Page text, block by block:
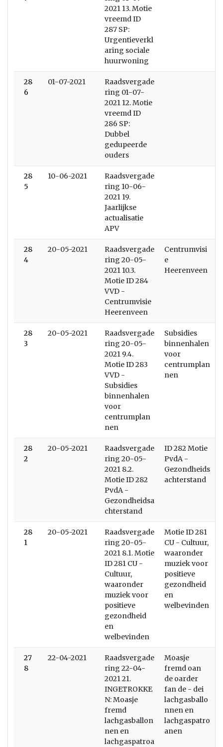
2021 13. Motie
vreemd ID
287 SP:
Urgentieverkl
aring sociale
huurwoning
28
6
01-07-2021
Raadsvergade
ring 01-07-
2021 12. Motie
vreemd ID
286 SP:
Dubbel
gedupeerde
ouders
28
5
10-06-2021
Raadsvergade
ring 10-06-
2021 19.
Jaarlijkse
actualisatie
APV
28
4
20-05-2021
Raadsvergade
ring 20-05-
2021 10.3.
Motie ID 284
VVD -
Centrumvisie
Heerenveen
Centrumvisi
e
Heerenveen
28
3
20-05-2021
Raadsvergade
ring 20-05-
2021 9.4.
Motie ID 283
VVD -
Subsidies
binnenhalen
voor
centrumplan
nen
Subsidies
binnenhalen
voor
centrumplan
nen
28
2
20-05-2021
Raadsvergade
ring 20-05-
2021 8.2.
Motie ID 282
PvdA -
Gezondheidsa
chterstand
ID 282 Motie
PvdA -
Gezondheids
achterstand
28
1
20-05-2021
Raadsvergade
ring 20-05-
2021 8.1. Motie
ID 281 CU -
Cultuur,
waaronder
muziek voor
positieve
gezondheid
en
welbevinden
Motie ID 281
CU - Cultuur,
waaronder
muziek voor
positieve
gezondheid
en
welbevinden
27
8
22-04-2021
Raadsvergade
ring 22-04-
2021 21.
INGETROKKE
N: Moasje
fremd
lachgasballon
nen en
lachgaspatroa
Moasje
fremd oan
de oarder
fan de - dei
lachgasballo
nnen en
lachgaspatro
anen